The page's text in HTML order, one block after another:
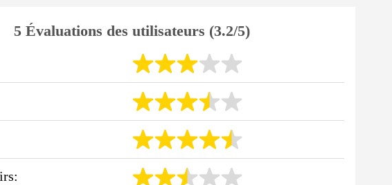
5 Évaluations des utilisateurs (3.2/5)